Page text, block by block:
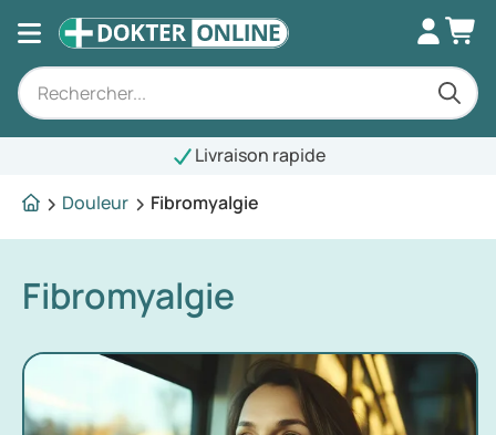
Livraison rapide
Douleur
Fibromyalgie
Fibromyalgie